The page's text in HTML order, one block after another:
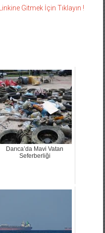
Gitmek İçin Tıklayın !
Darıca’da Mavi Vatan
Seferberliği